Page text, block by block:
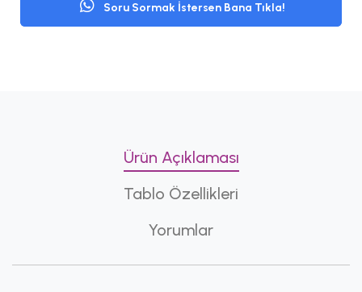
Soru Sormak İstersen Bana Tıkla!
Ürün Açıklaması
Tablo Özellikleri
Yorumlar